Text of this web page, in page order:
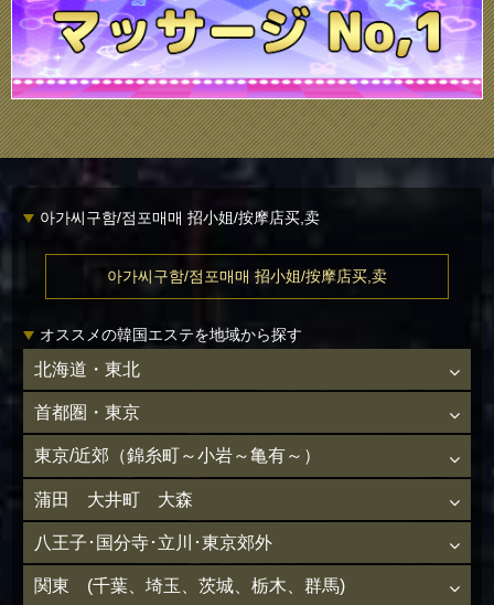
아가씨구함/점포매매 招小姐/按摩店买,卖
아가씨구함/점포매매 招小姐/按摩店买,卖
オススメの韓国エステを地域から探す
北海道・東北
首都圏・東京
東京/近郊（錦糸町～小岩～亀有～）
蒲田 大井町 大森
八王子･国分寺･立川･東京郊外
関東 (千葉、埼玉、茨城、栃木、群馬)